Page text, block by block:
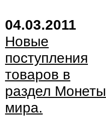
04.03.2011
Новые
поступления
товаров в
раздел Монеты
мира.